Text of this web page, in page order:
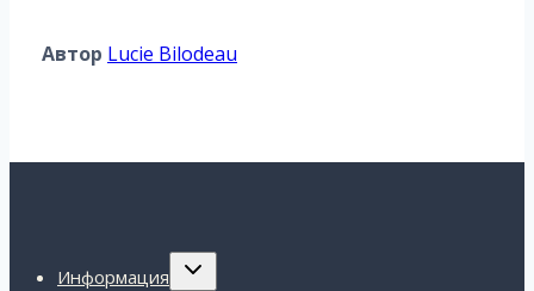
Автор Lucie Bilodeau
Информация
Переключить
дочернее